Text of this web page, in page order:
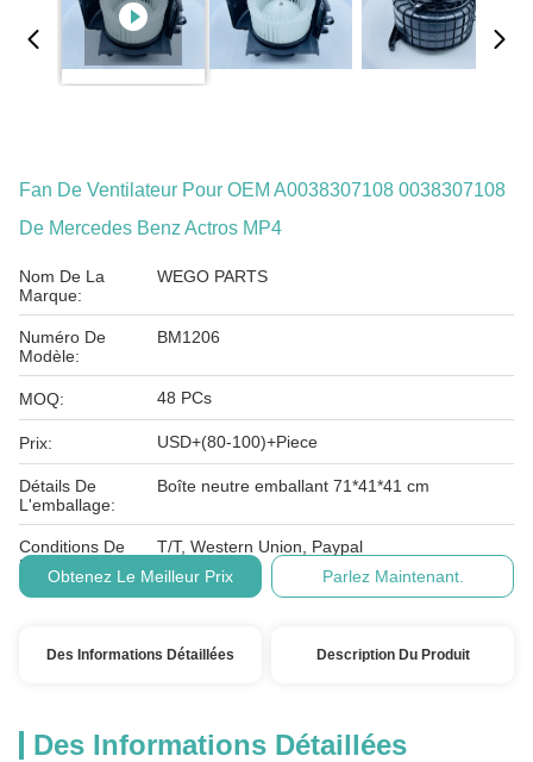
Fan De Ventilateur Pour OEM A0038307108 0038307108
De Mercedes Benz Actros MP4
Nom De La
Marque:
WEGO PARTS
Numéro De
Modèle:
BM1206
MOQ: 48 PCs
Prix: USD+(80-100)+Piece
Détails De
L'emballage:
Boîte neutre emballant 71*41*41 cm
Conditions De
Paiement:
T/T, Western Union, Paypal
Obtenez Le Meilleur Prix
Parlez Maintenant.
Des Informations Détaillées Description Du Produit
Des Informations Détaillées